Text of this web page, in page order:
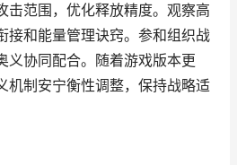
击范围，优化释放精度。观察高
接和能量管理诀窍。参和组织战
义协同配合。随着游戏版本更
机制安宁衡性调整，保持战略适